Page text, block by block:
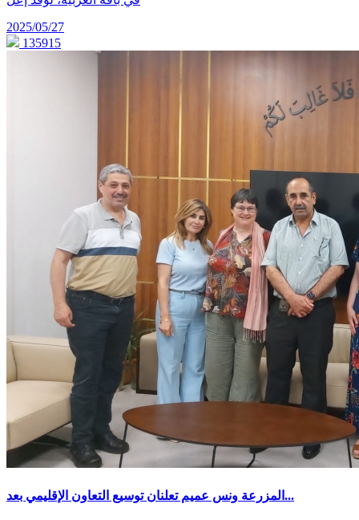
2025/05/27
135915
المزرعة ونس عميم تعلنان توسيع التعاون الإقليمي بعد...